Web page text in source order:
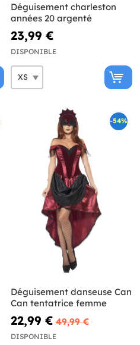
Déguisement charleston
années 20 argenté
23,99 €
DISPONIBLE
-54%
Déguisement danseuse Can
Can tentatrice femme
22,99 € 49,99 €
DISPONIBLE